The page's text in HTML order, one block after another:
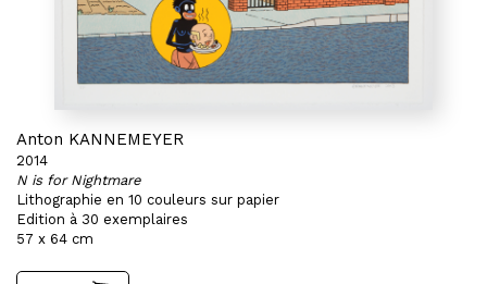
Anton KANNEMEYER
2014
N is for Nightmare
Lithographie en 10 couleurs sur papier
Edition à 30 exemplaires
57 x 64 cm